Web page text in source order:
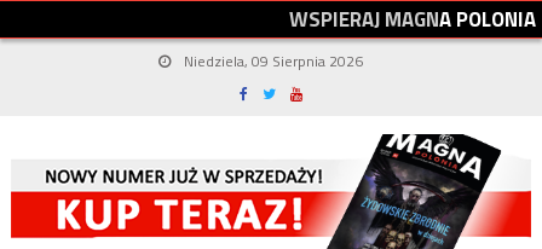
WSPIERAJMAGNAPOLONIA
Niedziela, 09 Sierpnia 2026